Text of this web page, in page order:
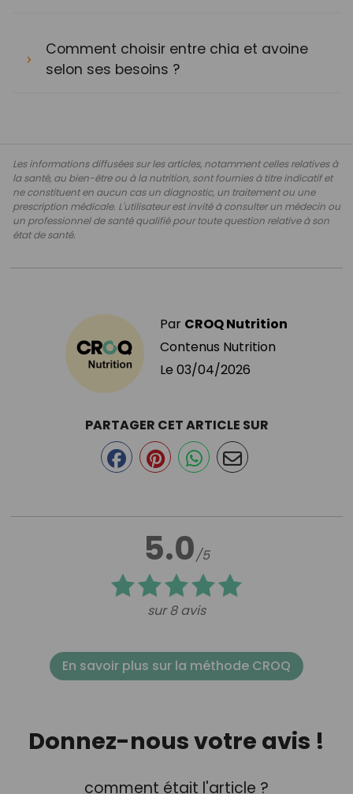
Comment choisir entre chia et avoine
selon ses besoins ?
Les informations diffusées sur les articles, notamment celles relatives à
la santé, au bien-être ou à la nutrition, sont fournies à titre indicatif et
ne constituent en aucun cas un diagnostic, un traitement ou une
prescription médicale. L'utilisateur est invité à consulter un médecin ou
un professionnel de santé qualifié pour toute question relative à son
état de santé.
Par CROQ Nutrition
Contenus Nutrition
Le 03/04/2026
5.0/5
sur 8 avis
PARTAGER CET ARTICLE SUR
En savoir plus sur la méthode CROQ
Donnez-nous votre avis !
comment était l'article ?